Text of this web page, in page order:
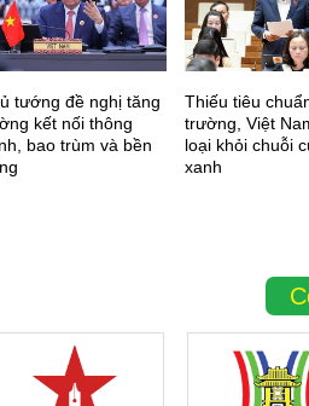
tướng đề nghị tăng
kết nối thông
bao trùm và bền
Thiếu tiêu
trường, Việt
loại khỏi chuỗi
xanh